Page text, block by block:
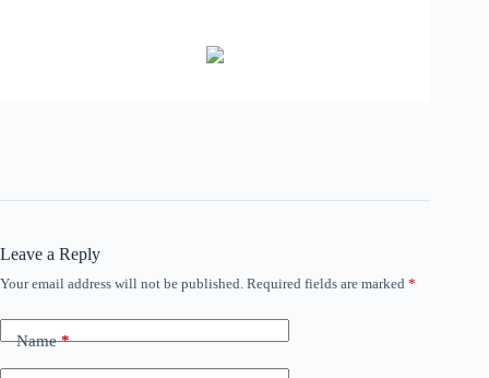
Leave a Reply
Your email address will not be published. Required fields are marked *
Name*